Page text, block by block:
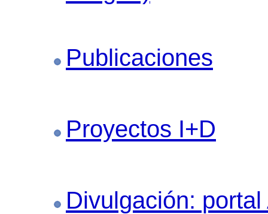
Publicaciones
Proyectos I+D
Divulgación: